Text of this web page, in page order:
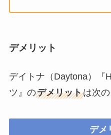
デメリット
デイトナ（Daytona）『
ツ』のデメリットは次の
デメ